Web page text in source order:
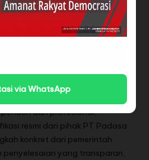
via WhatsApp
lapangan dilaporkan tetap
menempuh jalur
respons atas surat resmi
perkembangan
dan profesional,
resmi dari pihak PT Padasa
konkret dari pemerintah
penyelesaian yang transparan,